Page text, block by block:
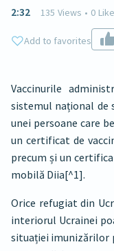
2:32 135 Views • 0
Add to favorites
Vaccinurile
sistemul național de
unei persoane care
un certificat de
precum și un
mobilă Diia[^1].
Orice refugiat din
interiorul Ucrainei
situației imunizărilor